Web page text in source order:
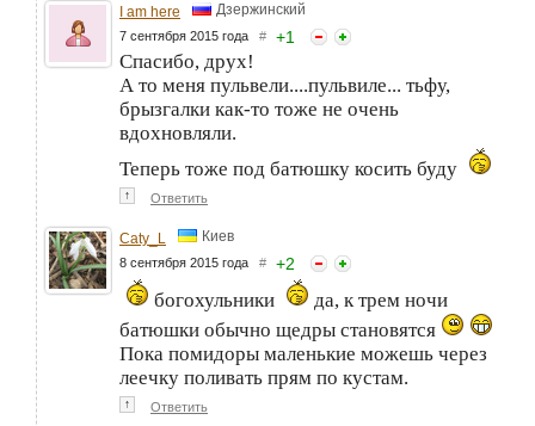
I am here Дзержинский
7 сентября 2015 года # +1
Спасибо, друх!
А то меня пульвели....пульвиле... тьфу,
брызгалки как-то тоже не очень
вдохновляли.
Теперь тоже под батюшку косить буду
↑ Ответить
Caty_L Киев
8 сентября 2015 года # +2
богохульники
да, к трем ночи
батюшки обычно щедры становятся
Пока помидоры маленькие можешь через
леечку поливать прям по кустам.
↑ Ответить